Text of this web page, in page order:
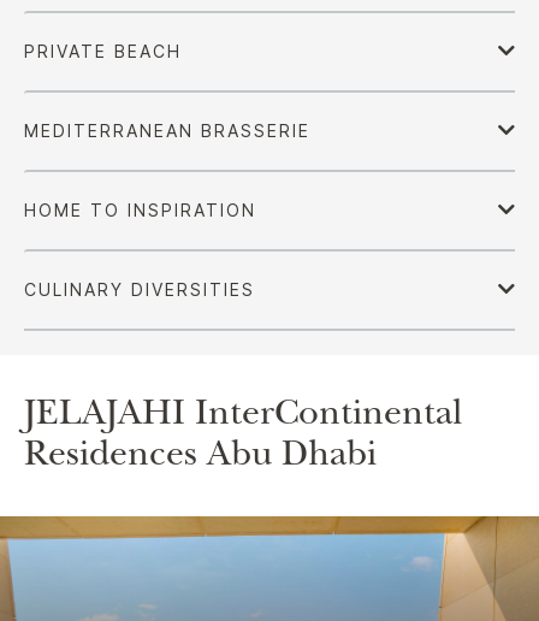
JELAJAHI InterContinental
Residences Abu Dhabi